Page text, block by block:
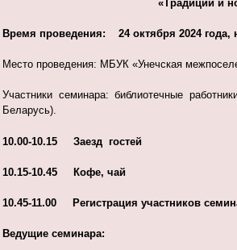
«Традиции и
Время проведения: 24 октября 2024 года,
Место проведения: МБУК «Унечская
Участники семинара: библиотечные
Беларусь).
10.00-10.15 Заезд гостей
10.15-10.45 Кофе, чай
10.45-11.00 Регистрация участников
Ведущие семинара: